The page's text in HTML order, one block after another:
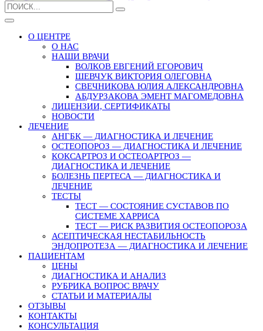
О ЦЕНТРЕ
О НАС
НАШИ ВРАЧИ
ВОЛКОВ ЕВГЕНИЙ ЕГОРОВИЧ
ШЕВЧУК ВИКТОРИЯ ОЛЕГОВНА
СВЕЧНИКОВА ЮЛИЯ АЛЕКСАНДРОВНА
АБДУРЗАКОВА ЭМЕНТ МАГОМЕДОВНА
ЛИЦЕНЗИИ, СЕРТИФИКАТЫ
НОВОСТИ
ЛЕЧЕНИЕ
АНГБК — ДИАГНОСТИКА И ЛЕЧЕНИЕ
ОСТЕОПОРОЗ — ДИАГНОСТИКА И ЛЕЧЕНИЕ
КОКСАРТРОЗ И ОСТЕОАРТРОЗ —
ДИАГНОСТИКА И ЛЕЧЕНИЕ
БОЛЕЗНЬ ПЕРТЕСА — ДИАГНОСТИКА И
ЛЕЧЕНИЕ
ТЕСТЫ
ТЕСТ — СОСТОЯНИЕ СУСТАВОВ ПО
СИСТЕМЕ ХАРРИСА
ТЕСТ — РИСК РАЗВИТИЯ ОСТЕОПОРОЗА
АСЕПТИЧЕСКАЯ НЕСТАБИЛЬНОСТЬ
ЭНДОПРОТЕЗА — ДИАГНОСТИКА И ЛЕЧЕНИЕ
ПАЦИЕНТАМ
ЦЕНЫ
ДИАГНОСТИКА И АНАЛИЗ
РУБРИКА ВОПРОС ВРАЧУ
СТАТЬИ И МАТЕРИАЛЫ
ОТЗЫВЫ
КОНТАКТЫ
КОНСУЛЬТАЦИЯ